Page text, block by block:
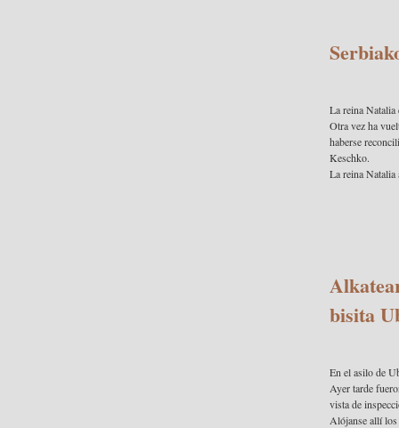
La reina Natalia
Otra vez ha
haberse
Keschko.
La reina Natalia
bisita
En el asilo de
Ayer tarde
vista de
Alójanse allí los